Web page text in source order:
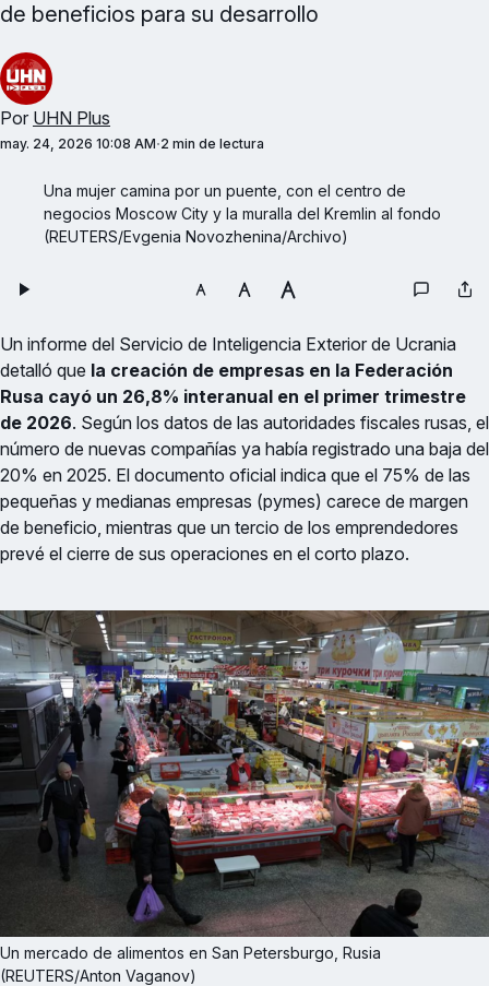
de beneficios para su desarrollo
Por UHN Plus
may. 24, 2026 10:08 AM 2 min de lectura
Una mujer camina por un puente, con el centro de
negocios Moscow City y la muralla del Kremlin al fondo
(REUTERS/Evgenia Novozhenina/Archivo)
Un informe del Servicio de Inteligencia Exterior de Ucrania
detalló que la creación de empresas en la Federación
Rusa cayó un 26,8% interanual en el primer trimestre
de 2026. Según los datos de las autoridades fiscales rusas, el
número de nuevas compañías ya había registrado una baja del
20% en 2025. El documento oficial indica que el 75% de las
pequeñas y medianas empresas (pymes) carece de margen
de beneficio, mientras que un tercio de los emprendedores
prevé el cierre de sus operaciones en el corto plazo.
Un mercado de alimentos en San Petersburgo, Rusia
(REUTERS/Anton Vaganov)